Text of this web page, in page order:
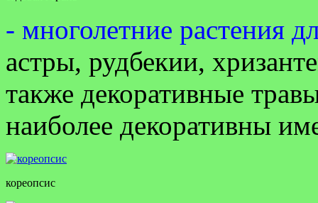
- многолетние растения
астры, рудбекии,
также декоративные
наиболее декоративны
кореопсис